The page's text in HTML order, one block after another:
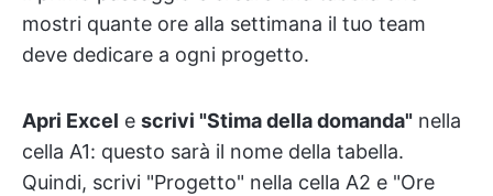
mostri quante ore alla settimana il tuo team
deve dedicare a ogni progetto.
Apri Excel e scrivi "Stima della domanda" nella
cella A1: questo sarà il nome della tabella.
Quindi, scrivi "Progetto" nella cella A2 e "Ore